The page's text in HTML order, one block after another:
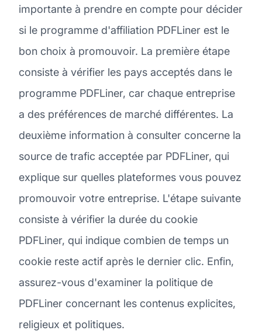
importante à prendre en compte pour décider
si le programme d'affiliation PDFLiner est le
bon choix à promouvoir. La première étape
consiste à vérifier les pays acceptés dans le
programme PDFLiner, car chaque entreprise
a des préférences de marché différentes. La
deuxième information à consulter concerne la
source de trafic acceptée par PDFLiner, qui
explique sur quelles plateformes vous pouvez
promouvoir votre entreprise. L'étape suivante
consiste à vérifier la durée du cookie
PDFLiner, qui indique combien de temps un
cookie reste actif après le dernier clic. Enfin,
assurez-vous d'examiner la politique de
PDFLiner concernant les contenus explicites,
religieux et politiques.